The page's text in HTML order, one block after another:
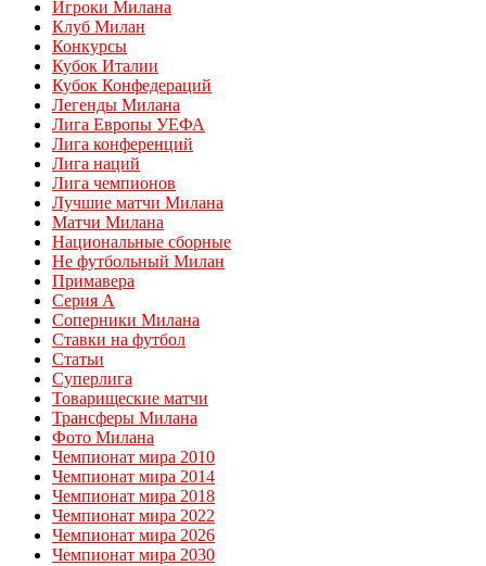
Игроки Милана
Клуб Милан
Конкурсы
Кубок Италии
Кубок Конфедераций
Легенды Милана
Лига Европы УЕФА
Лига конференций
Лига наций
Лига чемпионов
Лучшие матчи Милана
Матчи Милана
Национальные сборные
Не футбольный Милан
Примавера
Серия А
Соперники Милана
Ставки на футбол
Статьи
Суперлига
Товарищеские матчи
Трансферы Милана
Фото Милана
Чемпионат мира 2010
Чемпионат мира 2014
Чемпионат мира 2018
Чемпионат мира 2022
Чемпионат мира 2026
Чемпионат мира 2030